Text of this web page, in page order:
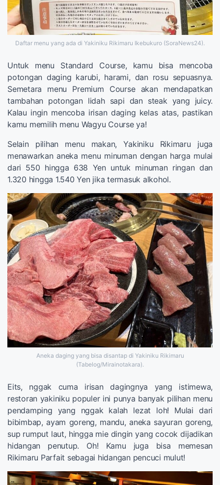
Daftar menu yang ada di Yakiniku Rikimaru Ikebukuro (SoraNews24).
Untuk menu Standard Course, kamu bisa mencoba
potongan daging karubi, harami, dan rosu sepuasnya.
Semetara menu Premium Course akan mendapatkan
tambahan potongan lidah sapi dan steak yang juicy.
Kalau ingin mencoba irisan daging kelas atas, pastikan
kamu memilih menu Wagyu Course ya!
Selain pilihan menu makan, Yakiniku Rikimaru juga
menawarkan aneka menu minuman dengan harga mulai
dari 550 hingga 638 Yen untuk minuman ringan dan
1.320 hingga 1.540 Yen jika termasuk alkohol.
Aneka daging yang bisa disantap di Yakiniku Rikimaru
(Tabelog/Mirainotakara).
Eits, nggak cuma irisan dagingnya yang istimewa,
restoran yakiniku populer ini punya banyak pilihan menu
pendamping yang nggak kalah lezat loh! Mulai dari
bibimbap, ayam goreng, mandu, aneka sayuran goreng,
sup rumput laut, hingga mie dingin yang cocok dijadikan
hidangan penutup. Oh! Kamu juga bisa memesan
Rikimaru Parfait sebagai hidangan pencuci mulut!